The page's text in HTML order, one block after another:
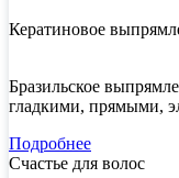
Кератиновое
Бразильское
гладкими, прямыми,
Подробнее
Счастье для волос